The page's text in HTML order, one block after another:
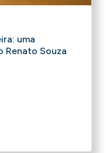
uma
Renato Souza